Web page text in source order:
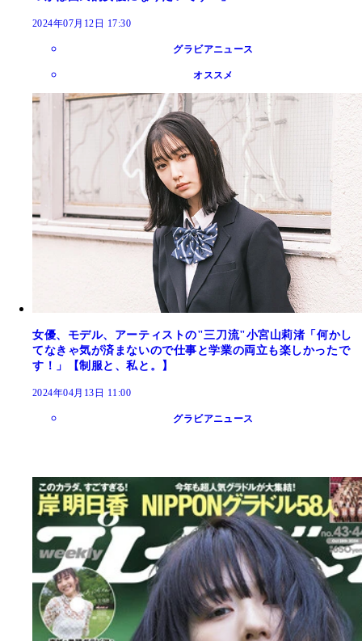
2024年07月12日 17:30
グラビアニュース
オススメ
女優、モデル、アーティストの"三刀流"小宮山莉渚「何かし
てなきゃ気が済まないので仕事と学業の両立も楽しかったで
す！」【制服と、私と。】
2024年04月13日 11:00
グラビアニュース